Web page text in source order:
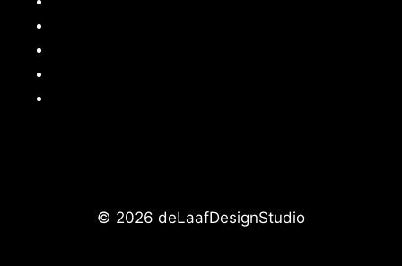
© 2026 deLaafDesignStudio